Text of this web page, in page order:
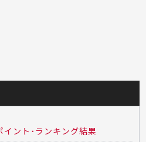
ント･ランキング結果